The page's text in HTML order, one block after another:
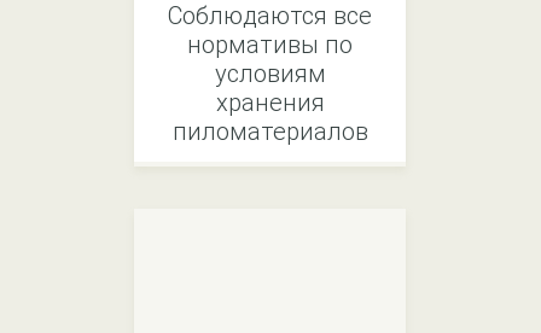
Соблюдаются все
нормативы по
условиям
хранения
пиломатериалов